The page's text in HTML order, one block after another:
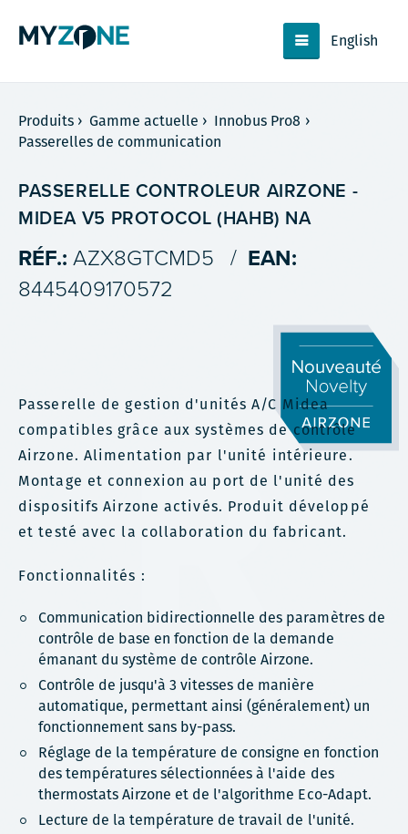
English
Produits › Gamme actuelle › Innobus Pro8 ›
Passerelles de communication
PASSERELLE CONTROLEUR AIRZONE -
MIDEA V5 PROTOCOL (HAHB) NA
RÉF.: AZX8GTCMD5 / EAN:
8445409170572
Passerelle de gestion d'unités A/C Midea
compatibles grâce aux systèmes de contrôle
Airzone. Alimentation par l'unité intérieure.
Montage et connexion au port de l'unité des
dispositifs Airzone activés. Produit développé
et testé avec la collaboration du fabricant.
Fonctionnalités :
Communication bidirectionnelle des paramètres de
contrôle de base en fonction de la demande
émanant du système de contrôle Airzone.
Contrôle de jusqu'à 3 vitesses de manière
automatique, permettant ainsi (généralement) un
fonctionnement sans by-pass.
Réglage de la température de consigne en fonction
des températures sélectionnées à l'aide des
thermostats Airzone et de l'algorithme Eco-Adapt.
Lecture de la température de travail de l'unité.